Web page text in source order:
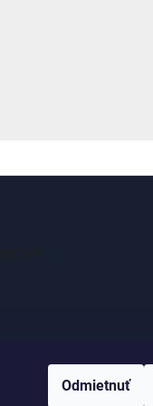
Odmietnuť
Sledovať na